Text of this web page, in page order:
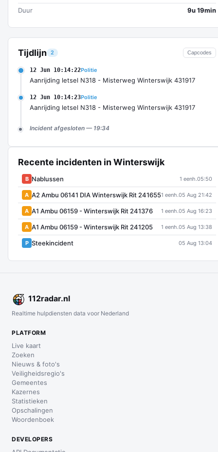
Tijdlijn 2 Capcodes
12 Jun 10:14:22Politie
Aanrijding letsel N318 - Misterweg Winterswijk 431917
12 Jun 10:14:23Politie
Aanrijding letsel N318 - Misterweg Winterswijk 431917
Incident afgesloten — 19:34
Recente incidenten in Winterswijk
B Nablussen 1 eenh.05:50
A A2 Ambu 06141 DIA Winterswijk Rit 2416551 eenh.05 Aug 21:42
A A1 Ambu 06159 - Winterswijk Rit 241376 1 eenh.05 Aug 16:23
A A1 Ambu 06159 - Winterswijk Rit 241205 1 eenh.05 Aug 13:38
P Steekincident 05 Aug 13:04
Duur
9u 19min
112radar.nl
Realtime hulpdiensten data voor Nederland
PLATFORM
Live kaart
Zoeken
Nieuws & foto's
Veiligheidsregio's
Gemeentes
Kazernes
Statistieken
Opschalingen
Woordenboek
DEVELOPERS